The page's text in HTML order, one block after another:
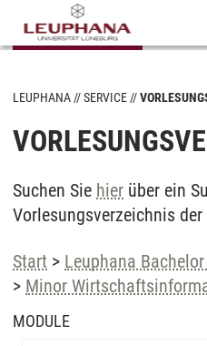
LEUPHANA SERVICE
Suchen Sie hier über ein
Vorlesungsverzeichnis
Start > Leuphana
> Minor
MODULE